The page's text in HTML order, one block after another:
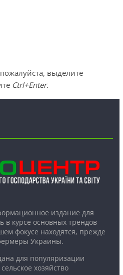
выделите
Ctrl+Enter.
издание для
в курсе основных трендов
фокусе находятся, прежде
Украины.
для популяризации
хозяйство